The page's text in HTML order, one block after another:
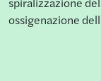
ossigenazione